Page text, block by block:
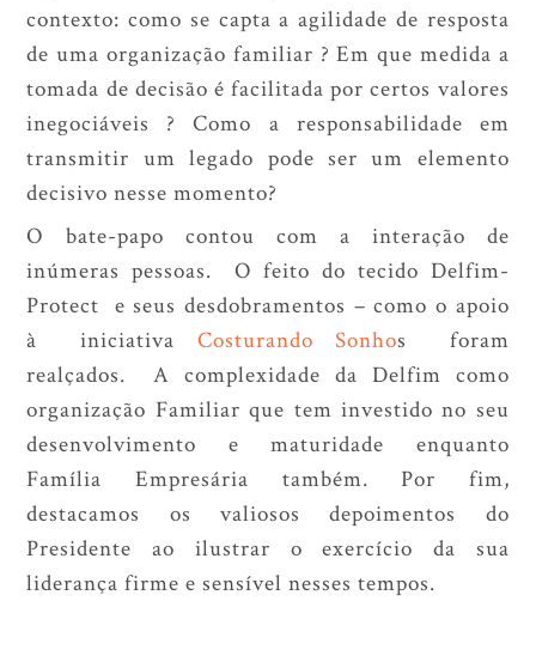
contexto: como se capta a agilidade de resposta
de uma organização familiar ? Em que medida a
tomada de decisão é facilitada por certos valores
inegociáveis ? Como a responsabilidade em
transmitir um legado pode ser um elemento
decisivo nesse momento?
O bate-papo contou com a interação de
inúmeras pessoas. O feito do tecido Delfim-
Protect e seus desdobramentos – como o apoio
à iniciativa Costurando Sonhos foram
realçados. A complexidade da Delfim como
organização Familiar que tem investido no seu
desenvolvimento e maturidade enquanto
Família Empresária também. Por fim,
destacamos os valiosos depoimentos do
Presidente ao ilustrar o exercício da sua
liderança firme e sensível nesses tempos.